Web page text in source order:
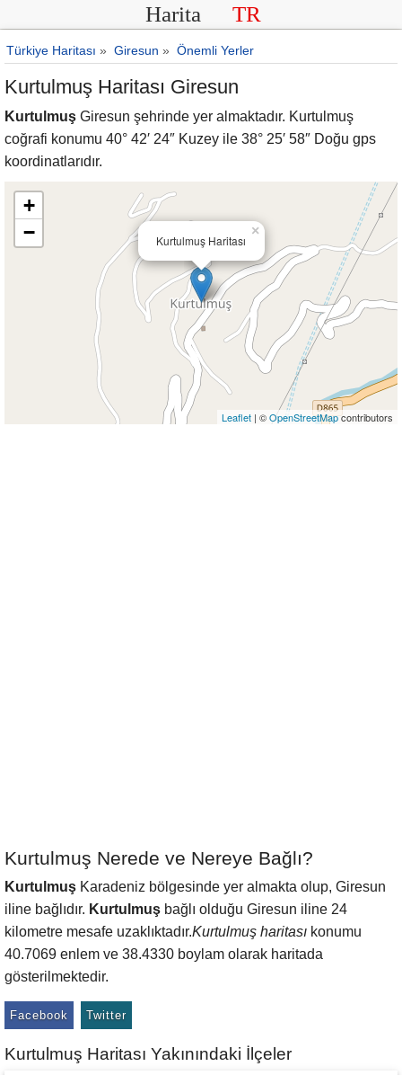
Harita TR
Türkiye Haritası » Giresun » Önemli Yerler
Kurtulmuş Haritası Giresun
Kurtulmuş Giresun şehrinde yer almaktadır. Kurtulmuş
coğrafi konumu 40° 42′ 24″ Kuzey ile 38° 25′ 58″ Doğu gps
koordinatlarıdır.
Kurtulmuş Haritası
×
+
−
Leaflet | ©OpenStreetMapcontributors
Kurtulmuş Nerede ve Nereye Bağlı?
Kurtulmuş Karadeniz bölgesinde yer almakta olup, Giresun
iline bağlıdır. Kurtulmuş bağlı olduğu Giresun iline 24
kilometre mesafe uzaklıktadır.Kurtulmuş haritası konumu
40.7069 enlem ve 38.4330 boylam olarak haritada
gösterilmektedir.
Facebook Twitter
Kurtulmuş Haritası Yakınındaki İlçeler